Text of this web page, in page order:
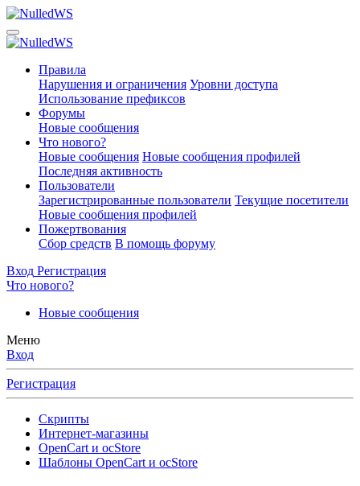
Правила
Нарушения и ограничения Уровни доступа
Использование префиксов
Форумы
Новые сообщения
Что нового?
Новые сообщения Новые сообщения профилей
Последняя активность
Пользователи
Зарегистрированные пользователи Текущие посетители
Новые сообщения профилей
Пожертвования
Сбор средств В помощь форуму
Вход Регистрация
Что нового?
Новые сообщения
Меню
Вход
Регистрация
Скрипты
Интернет-магазины
OpenCart и ocStore
Шаблоны OpenCart и ocStore